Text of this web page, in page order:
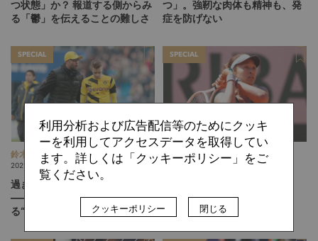
つ状態」か？ 報道する側からみ
る「鬱」を伝えることの難しさ
つ」。強靭な肉体も精神も、発
症を防げない
SPECIAL
鈴木 達朗
2021.10.20
過ぎたるは猶及ばざるが如し
――クロップの右腕が重要視す
る“フロー”状態の持つ“中毒
SPECIAL
木村 浩嗣
2021.06.03
我々はどう向き合うべきか？
利用分析および広告配信等のためにクッキ
ーを利用してアクセスデータを取得してい
ます。詳しくは「クッキーポリシー」をご
覧ください。
クッキーポリシー 閉じる